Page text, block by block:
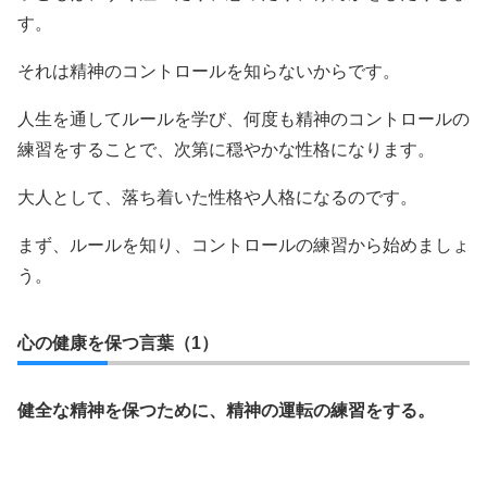
す。
それは精神のコントロールを知らないからです。
人生を通してルールを学び、何度も精神のコントロールの
練習をすることで、次第に穏やかな性格になります。
大人として、落ち着いた性格や人格になるのです。
まず、ルールを知り、コントロールの練習から始めましょ
う。
心の健康を保つ言葉（1）
健全な精神を保つために、精神の運転の練習をする。